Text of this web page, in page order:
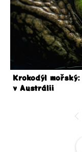
Krokodýl
v Austrálii